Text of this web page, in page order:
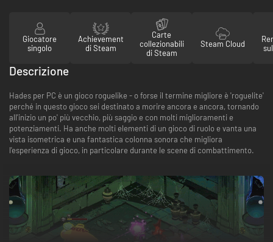
Giocatore
singolo
Achievement
di Steam
Carte
collezionabili
di Steam
Steam Cloud
Descrizione
Hades per PC è un gioco roguelike - o forse il termine migliore è 'roguelite'
perché in questo gioco sei destinato a morire ancora e ancora, tornando
all'inizio un po' più vecchio, più saggio e con molti miglioramenti e
potenziamenti. Ha anche molti elementi di un gioco di ruolo e vanta una
vista isometrica e una fantastica colonna sonora che migliora
l'esperienza di gioco, in particolare durante le scene di combattimento.